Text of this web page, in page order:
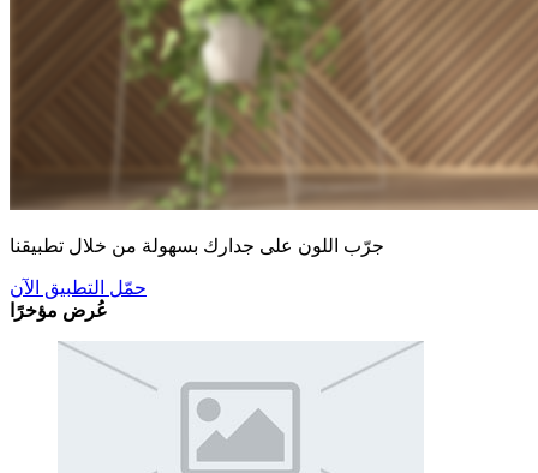
جرّب اللون على جدارك بسهولة من خلال تطبيقنا
حمّل التطبيق الآن
عُرض مؤخرًا